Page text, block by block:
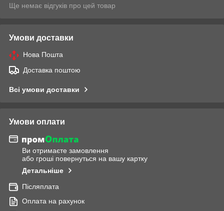
Ще немає відгуків про цей товар
Умови доставки
Нова Пошта
Доставка поштою
Всі умови доставки
Умови оплати
Ви отримаєте замовлення
або гроші повернуться на вашу картку
Детальніше
Післяплата
Оплата на рахунок